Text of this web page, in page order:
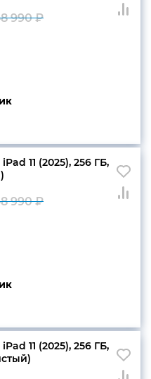
990₽
11 (2025), 256 ГБ,
990₽
11 (2025), 256 ГБ,
14
без